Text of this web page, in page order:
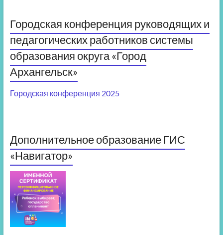
Городская конференция руководящих и
педагогических работников системы
образования округа «Город
Архангельск»
Городская конференция 2025
Дополнительное образование ГИС
«Навигатор»